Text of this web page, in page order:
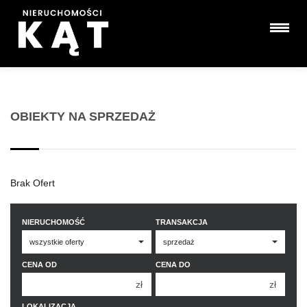
OBIEKTY NA SPRZEDAŻ
Brak Ofert
NIERUCHOMOŚĆ TRANSAKCJA
CENA OD
zł
CENA DO
zł